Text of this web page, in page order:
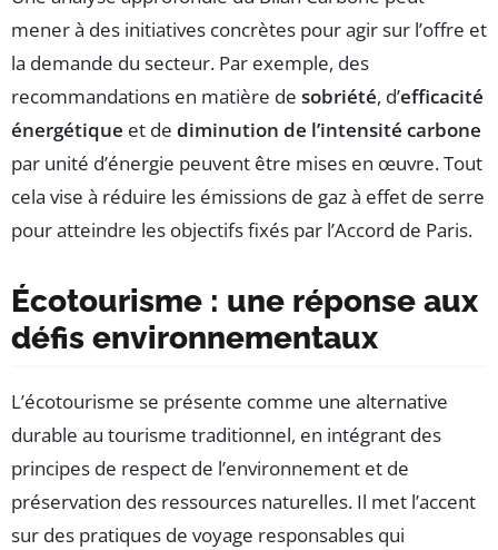
mener à des initiatives concrètes pour agir sur l’offre et
la demande du secteur. Par exemple, des
recommandations en matière de sobriété, d’efficacité
énergétique et de diminution de l’intensité carbone
par unité d’énergie peuvent être mises en œuvre. Tout
cela vise à réduire les émissions de gaz à effet de serre
pour atteindre les objectifs fixés par l’Accord de Paris.
Écotourisme : une réponse aux
défis environnementaux
L’écotourisme se présente comme une alternative
durable au tourisme traditionnel, en intégrant des
principes de respect de l’environnement et de
préservation des ressources naturelles. Il met l’accent
sur des pratiques de voyage responsables qui